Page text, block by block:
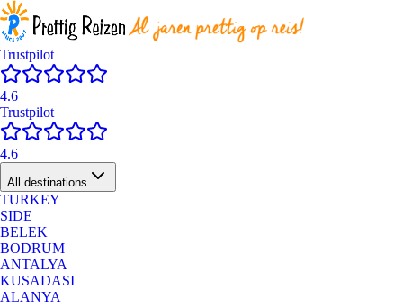
Trustpilot
4.6
Trustpilot
4.6
All destinations
TURKEY
SIDE
BELEK
BODRUM
ANTALYA
KUSADASI
ALANYA